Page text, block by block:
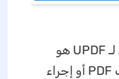
وباختصار، فإن مساعد AI Online لـ UPDF هو
رفيقك المثالي للتعامل مع ملفات PDF أو إجراء